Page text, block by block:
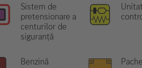
Sistem de
pretensionare a
centurilor de
siguranță
Benzină